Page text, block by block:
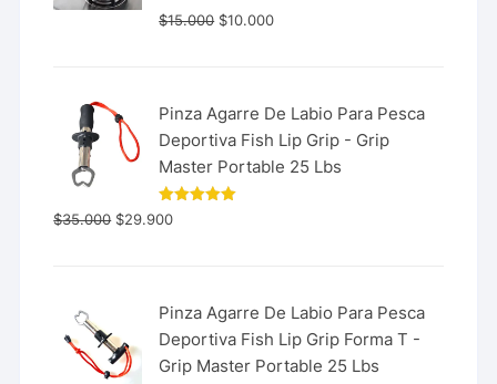
$15.000 $10.000
Pinza Agarre De Labio Para Pesca
Deportiva Fish Lip Grip - Grip
Master Portable 25 Lbs
Valorado
con
$35.000 $29.900
Pinza Agarre De Labio Para Pesca
Deportiva Fish Lip Grip Forma T -
Grip Master Portable 25 Lbs